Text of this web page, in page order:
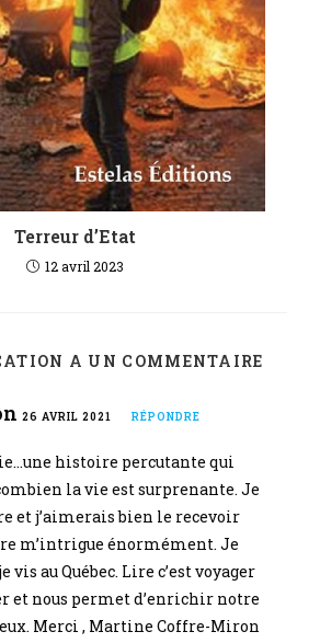
Terreur d’Etat
12 avril 2023
A UN COMMENTAIRE
26 AVRIL 2021 RÉPONDRE
histoire percutante qui
la vie est surprenante. Je
et j’aimerais bien le recevoir
m’intrigue énormément. Je
vis au Québec. Lire c’est voyager
et nous permet d’enrichir notre
Merci , Martine Coffre-Miron